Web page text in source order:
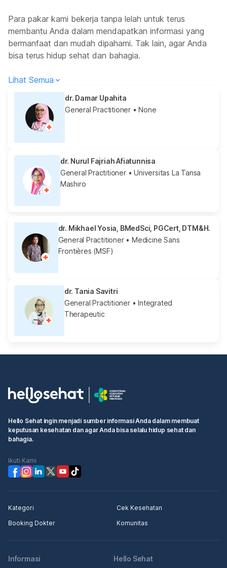
Para pakar kami bekerja tanpa lelah untuk terus
membantu Anda dalam mendapatkan informasi yang
bermanfaat dan mudah dipahami. Tak lain, agar Anda
bisa terus hidup sehat dan bahagia.
Lihat Semua
dr. Damar Upahita
General Practitioner • None
dr. Nurul Fajriah Afiatunnisa
General Practitioner• Universitas La Tansa
Mashiro
dr. Mikhael Yosia, BMedSci, PGCert, DTM&H.
General Practitioner• Medicine Sans
Frontières (MSF)
dr. Tania Savitri
General Practitioner• Integrated
Therapeutic
Hello Sehat ingin menjadi sumber informasi Anda dalam membuat
keputusan kesehatan dan agar Anda bisa selalu hidup sehat dan
bahagia.
Ikuti Kami
Kategori
Cek Kesehatan
Booking Dokter
Komunitas
Informasi Hello Sehat